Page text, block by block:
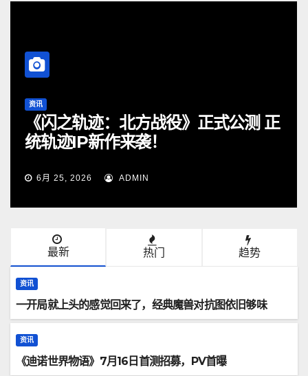
资讯
《闪之轨迹：北方战役》公测定档6
月25日 大疆Pocket 4幸运派送中
6月 16, 2026 ADMIN
最新 热门 趋势
资讯
一开局就上头的感觉回来了，经典魔兽对抗图依旧够味
资讯
《迪诺世界物语》7月16日首测招募，PV首曝